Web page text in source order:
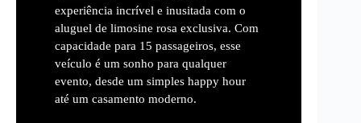
experiência incrível e inusitada com o
aluguel de limosine rosa exclusiva. Com
capacidade para 15 passageiros, esse
veículo é um sonho para qualquer
evento, desde um simples happy hour
até um casamento moderno.